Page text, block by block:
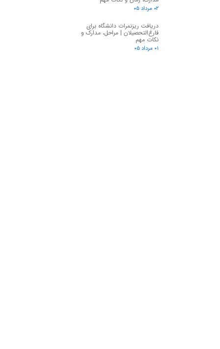
۰۲ مرداد ۰۵
دریافت ریزنمرات دانشگاه برای
فارغ‌التحصیلان | مراحل، مدارک و
نکات مهم
۰۱ مرداد ۰۵